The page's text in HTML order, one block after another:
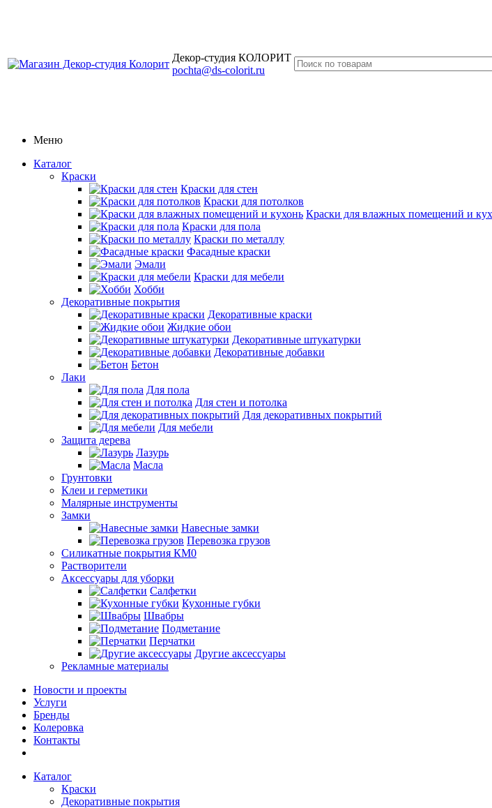
Декор-студия КОЛОРИТ
pochta@ds-colorit.ru
Меню
Каталог
Краски
Краски для стен
Краски для потолков
Краски для влажных помещений и
Краски для пола
Краски по металлу
Фасадные краски
Эмали
Краски для мебели
Хобби
Декоративные покрытия
Декоративные краски
Жидкие обои
Декоративные штукатурки
Декоративные добавки
Бетон
Лаки
Для пола
Для стен и потолка
Для декоративных покрытий
Для мебели
Защита дерева
Лазурь
Масла
Грунтовки
Клеи и герметики
Малярные инструменты
Замки
Навесные замки
Перевозка грузов
Силикатные покрытия КМ0
Растворители
Аксессуары для уборки
Салфетки
Кухонные губки
Швабры
Подметание
Перчатки
Другие аксессуары
Рекламные материалы
Новости и проекты
Услуги
Бренды
Колеровка
Контакты
Каталог
Краски
Декоративные покрытия